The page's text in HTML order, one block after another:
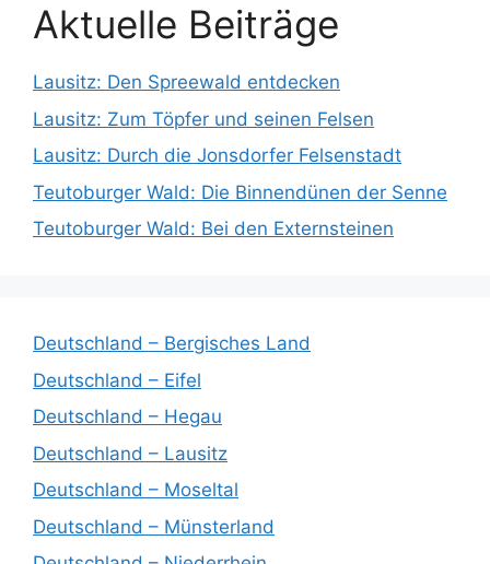
Aktuelle Beiträge
Lausitz: Den Spreewald entdecken
Lausitz: Zum Töpfer und seinen Felsen
Lausitz: Durch die Jonsdorfer Felsenstadt
Teutoburger Wald: Die Binnendünen der Senne
Teutoburger Wald: Bei den Externsteinen
Deutschland – Bergisches Land
Deutschland – Eifel
Deutschland – Hegau
Deutschland – Lausitz
Deutschland – Moseltal
Deutschland – Münsterland